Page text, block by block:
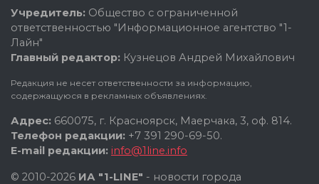
Учредитель: Общество с ограниченной
ответственностью "Информационное агентство "1-
Лайн"
Главный редактор: Кузнецов Андрей Михайлович
Редакция не несет ответственности за информацию,
содержащуюся в рекламных объявлениях.
Адрес: 660075, г. Красноярск, Маерчака, 3, оф. 814.
Телефон редакции: +7 391 290-69-50.
E-mail редакции: info@1line.info
© 2010-2026 ИА "1-LINE" - новости города